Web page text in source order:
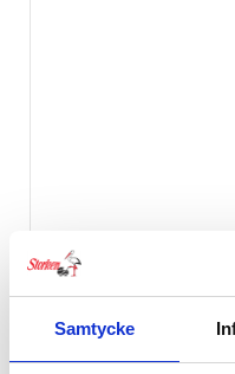
Samtycke
Mini Dreams